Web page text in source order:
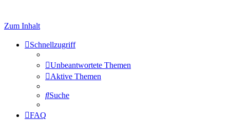
Zum Inhalt
Schnellzugriff
Unbeantwortete Themen
Aktive Themen
Suche
FAQ